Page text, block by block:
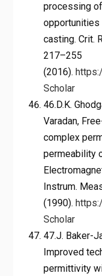
processing
opportunities
casting. Crit.
217–255
(2016).
Scholar
46.D.K.
Varadan,
complex
permeability
Instrum.
(1990).
Scholar
47.J. Baker-
Improved
permittivity